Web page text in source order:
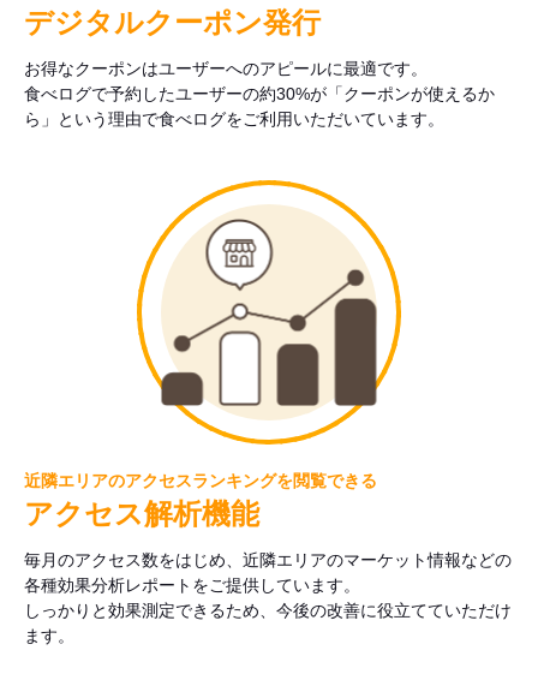
デジタルクーポン発行
お得なクーポンはユーザーへのアピールに最適です。
食べログで予約したユーザーの約30%が「クーポンが使えるか
ら」という理由で食べログをご利用いただいています。
近隣エリアのアクセスランキングを閲覧できる
アクセス解析機能
毎月のアクセス数をはじめ、近隣エリアのマーケット情報などの
各種効果分析レポートをご提供しています。
しっかりと効果測定できるため、今後の改善に役立てていただけ
ます。